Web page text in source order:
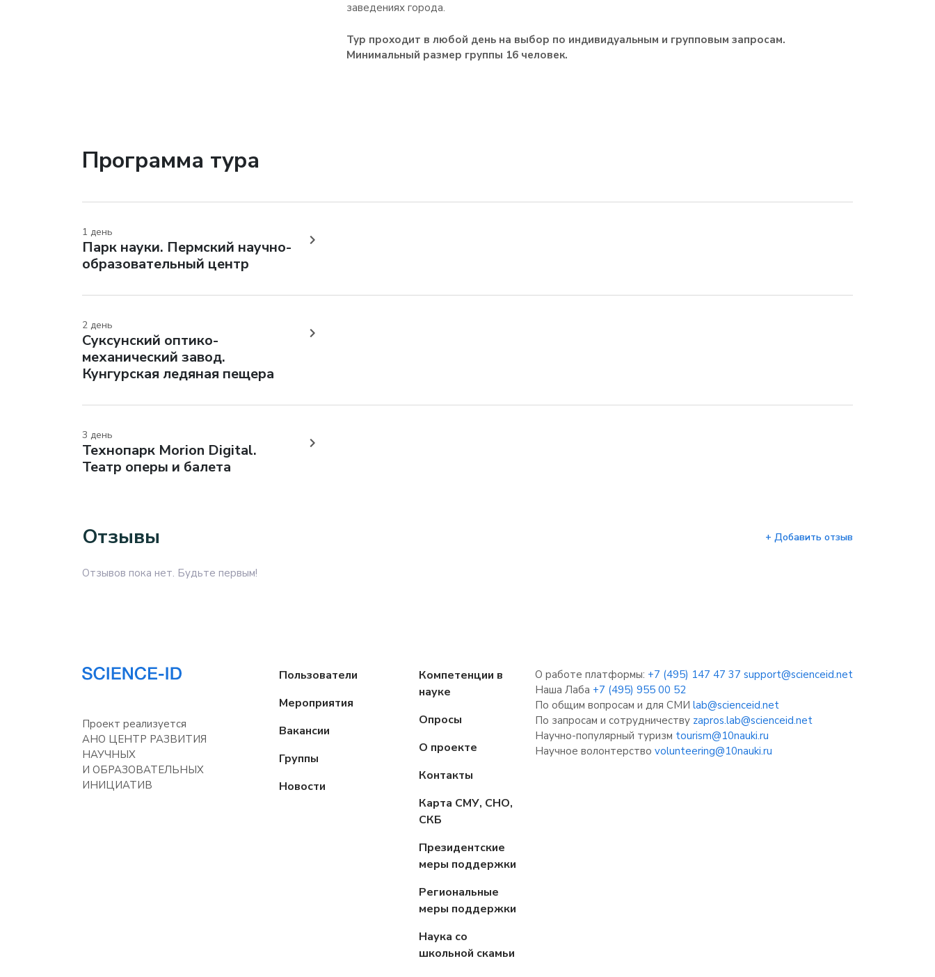
заведениях города.
Тур проходит в любой день на выбор по индивидуальным и групповым запросам.
Минимальный размер группы 16 человек.
Программа тура
1 день
Парк науки. Пермский научно-
образовательный центр
2 день
Суксунский оптико-
механический завод.
Кунгурская ледяная пещера
3 день
Технопарк Morion Digital.
Театр оперы и балета
Отзывы + Добавить отзыв
Отзывов пока нет. Будьте первым!
Проект реализуется
АНО ЦЕНТР РАЗВИТИЯ
НАУЧНЫХ
И ОБРАЗОВАТЕЛЬНЫХ
ИНИЦИАТИВ
Пользователи
Мероприятия
Вакансии
Группы
Новости
Компетенции в
науке
Опросы
О проекте
Контакты
Карта СМУ, СНО,
СКБ
Президентские
меры поддержки
Региональные
меры поддержки
Наука со
школьной скамьи
О работе платформы: +7 (495) 147 47 37 support@scienceid.net
Наша Лаба +7 (495) 955 00 52
По общим вопросам и для СМИ lab@scienceid.net
По запросам и сотрудничеству zapros.lab@scienceid.net
Научно-популярный туризм tourism@10nauki.ru
Научное волонтерство volunteering@10nauki.ru